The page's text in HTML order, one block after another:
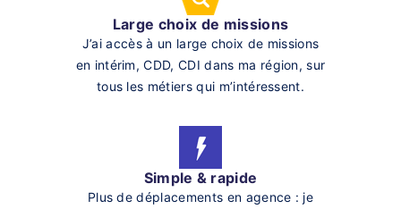
Large choix de missions
J’ai accès à un large choix de missions
en intérim, CDD, CDI dans ma région, sur
tous les métiers qui m’intéressent.
Simple & rapide
Plus de déplacements en agence : je